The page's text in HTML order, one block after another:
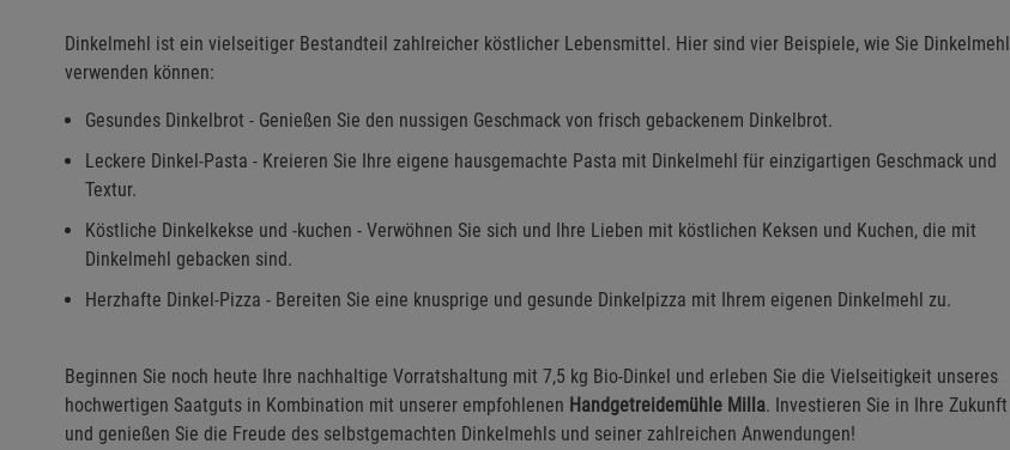
Dinkelmehl ist ein vielseitiger Bestandteil zahlreicher köstlicher Lebensmittel. Hier sind vier Beispiele, wie Sie Dinkelmehl
verwenden können:
Gesundes Dinkelbrot - Genießen Sie den nussigen Geschmack von frisch gebackenem Dinkelbrot.
Leckere Dinkel-Pasta - Kreieren Sie Ihre eigene hausgemachte Pasta mit Dinkelmehl für einzigartigen Geschmack und
Textur.
Köstliche Dinkelkekse und -kuchen - Verwöhnen Sie sich und Ihre Lieben mit köstlichen Keksen und Kuchen, die mit
Dinkelmehl gebacken sind.
Herzhafte Dinkel-Pizza - Bereiten Sie eine knusprige und gesunde Dinkelpizza mit Ihrem eigenen Dinkelmehl zu.
Beginnen Sie noch heute Ihre nachhaltige Vorratshaltung mit 7,5 kg Bio-Dinkel und erleben Sie die Vielseitigkeit unseres
hochwertigen Saatguts in Kombination mit unserer empfohlenen Handgetreidemühle Milla. Investieren Sie in Ihre Zukunft
und genießen Sie die Freude des selbstgemachten Dinkelmehls und seiner zahlreichen Anwendungen!